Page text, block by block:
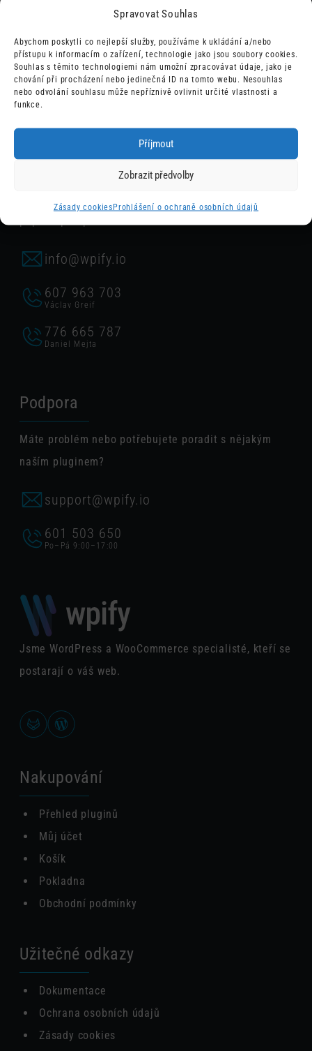
Spravovat Souhlas
Abychom poskytli co nejlepší služby, používáme k ukládání a/nebo
přístupu k informacím o zařízení, technologie jako jsou soubory cookies.
Souhlas s těmito technologiemi nám umožní zpracovávat údaje, jako je
chování při procházení nebo jedinečná ID na tomto webu. Nesouhlas
nebo odvolání souhlasu může nepříznivě ovlivnit určité vlastnosti a
funkce.
Příjmout
Zobrazit předvolby
Zásady cookiesProhlášení o ochraně osobních údajů
Odesláním souhlasím s tím, že mé
údaje budou využity pro zpětný
kontakt a vyřízení požadavku.
ODESLAT
Obchod
info@wpify.io
607 963 703
Václav Greif
776 665 787
Daniel Mejta
Podpora
Máte problém nebo potřebujete poradit s nějakým
naším pluginem?
support@wpify.io
601 503 650
Po–Pá 9:00–17:00
Jsme WordPress a WooCommerce specialisté, kteří se
postarají o váš web.
Nakupování
Přehled pluginů
Můj účet
Košík
Pokladna
Obchodní podmínky
Užitečné odkazy
Dokumentace
Ochrana osobních údajů
Zásady cookies